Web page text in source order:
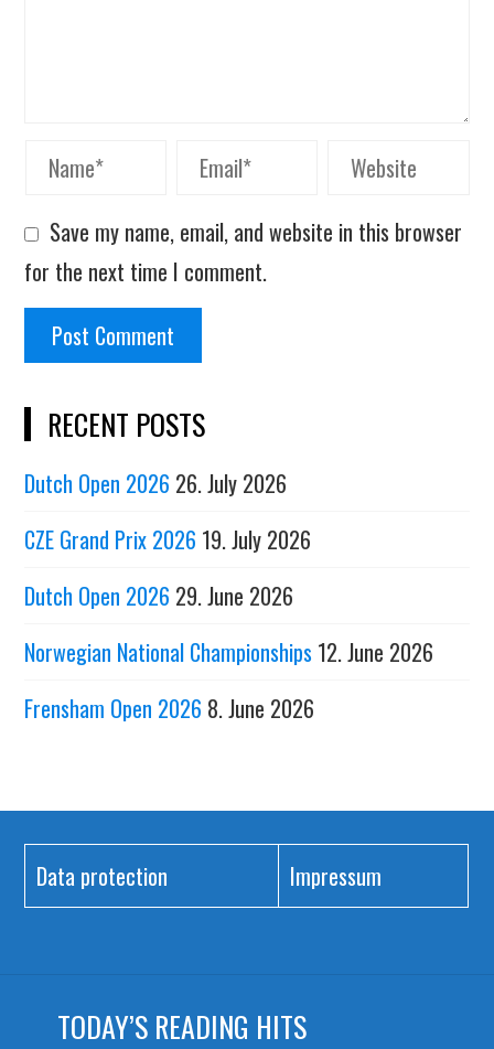
Save my name, email, and website in this browser
for the next time I comment.
RECENT POSTS
Dutch Open 2026 26. July 2026
CZE Grand Prix 2026 19. July 2026
Dutch Open 2026 29. June 2026
Norwegian National Championships 12. June 2026
Frensham Open 2026 8. June 2026
Data protection Impressum
TODAY’S READING HITS